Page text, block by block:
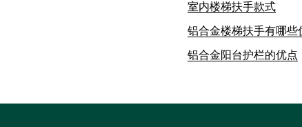
室内楼梯扶手款式
铝合金楼梯扶手有哪些
铝合金阳台护栏的优点